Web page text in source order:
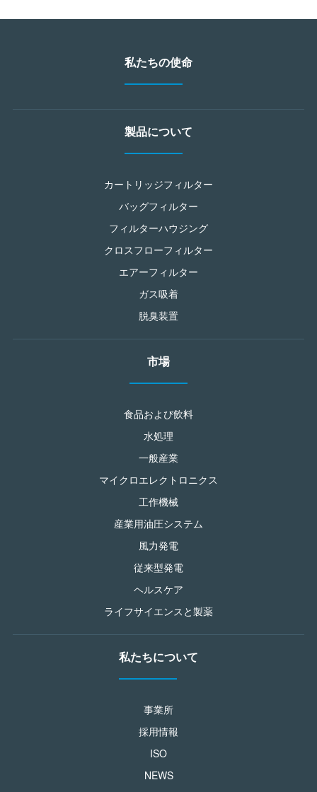
私たちの使命
製品について
カートリッジフィルター
バッグフィルター
フィルターハウジング
クロスフローフィルター
エアーフィルター
ガス吸着
脱臭装置
市場
食品および飲料
水処理
一般産業
マイクロエレクトロニクス
工作機械
産業用油圧システム
風力発電
従来型発電
ヘルスケア
ライフサイエンスと製薬
私たちについて
事業所
採用情報
ISO
NEWS